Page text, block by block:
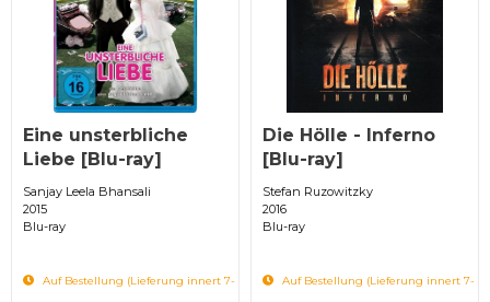
Eine unsterbliche
Liebe [Blu-ray]
Sanjay Leela Bhansali
2015
Blu-ray
Auf Bestellung (Lieferung innert 7-
Die Hölle - Inferno
[Blu-ray]
Stefan Ruzowitzky
2016
Blu-ray
Auf Bestellung (Lieferung innert 7-